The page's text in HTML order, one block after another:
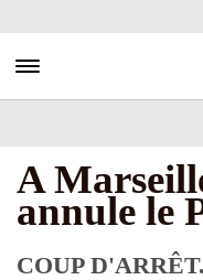
au
principal
Toggle navigation
A
annule le
COUP D'ARRÊT.